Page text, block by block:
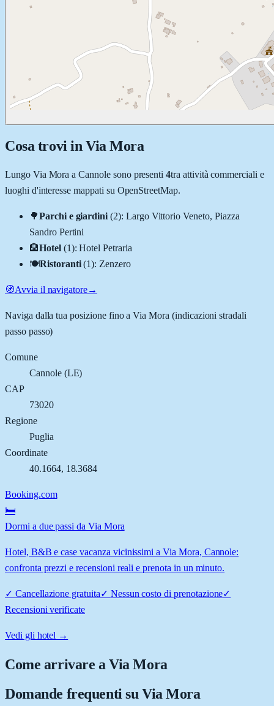
Cosa trovi in Via Mora
Lungo Via Mora aCannolesono presenti 4tra attività commerciali e
luoghi d'interesse mappati su OpenStreetMap.
🌳Parchi e giardini (2): Largo Vittorio Veneto, Piazza
Sandro Pertini
🏨Hotel (1):Hotel Petraria
🍽️Ristoranti (1): Zenzero
🧭Avvia il navigatore→
Naviga dalla tua posizione fino aVia Mora (indicazioni stradali
passo passo)
Comune
Cannole(LE)
CAP
73020
Regione
Puglia
Coordinate
40.1664, 18.3684
Booking.com
🛏️
Dormi a due passi da Via Mora
Hotel, B&B e case vacanza vicinissimi a Via Mora, Cannole:
confronta prezzi e recensioni reali e prenota in un minuto.
✓ Cancellazione gratuita✓ Nessun costo di prenotazione✓
Recensioni verificate
Vedi gli hotel →
Come arrivare aVia Mora
Domande frequenti su Via Mora